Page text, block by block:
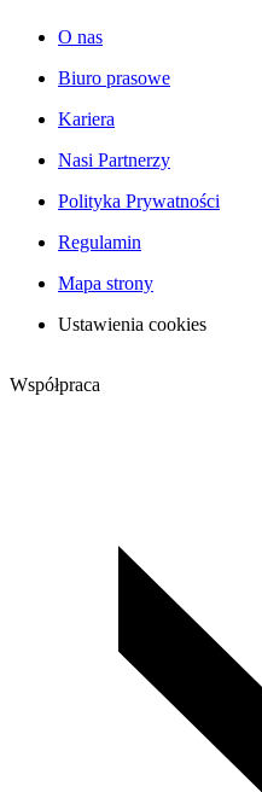
O nas
Biuro prasowe
Kariera
Nasi Partnerzy
Polityka Prywatności
Regulamin
Mapa strony
Ustawienia cookies
Współpraca